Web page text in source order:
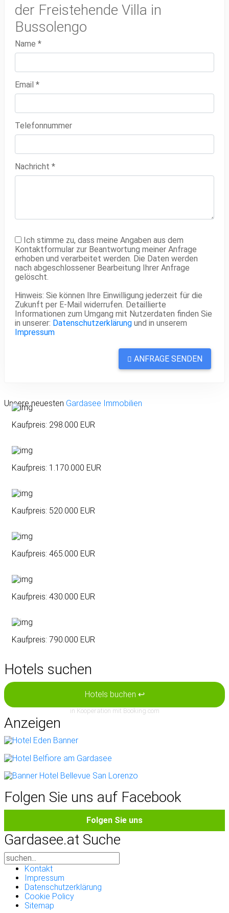
der Freistehende Villa in
Bussolengo
Name *
Email *
Telefonnummer
Nachricht *
Ich stimme zu, dass meine Angaben aus dem
Kontaktformular zur Beantwortung meiner Anfrage
erhoben und verarbeitet werden. Die Daten werden
nach abgeschlossener Bearbeitung Ihrer Anfrage
gelöscht.
Hinweis: Sie können Ihre Einwilligung jederzeit für die
Zukunft per E-Mail widerrufen. Detaillierte
Informationen zum Umgang mit Nutzerdaten finden Sie
in unserer: Datenschutzerklärung und in unserem
Impressum
ANFRAGE SENDEN
Unsere neuesten Gardasee Immobilien
Kaufpreis: 298.000 EUR
Veronese mit großzügigen
Kaufpreis: 1.170.000 EUR
Panoramablick in ruhiger Lage
Kaufpreis: 520.000 EUR
Reihenhausvilla in Golfplatznähe mit
herrlicher Aussicht
Kaufpreis: 465.000 EUR
Eckreihenhaus zwischen Affi und
Caprino Veronese
Kaufpreis: 430.000 EUR
Charmante Einzelvilla mit großem
Grundstück in Caprino Veronese
Kaufpreis: 790.000 EUR
Freistehende Villa mit großem
Grundstück in Garda
Hotels suchen
Hotels buchen ↩
in Kooperation mit Booking.com
Anzeigen
Folgen Sie uns auf Facebook
Folgen Sie uns
Gardasee.at Suche
Kontakt
Impressum
Datenschutzerklärung
Cookie Policy
Sitemap